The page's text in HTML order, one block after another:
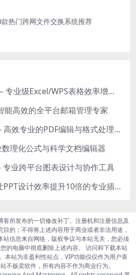
热门跨网文件交换系统推荐
方方格子WPS版 – 专业级Excel/WPS表格效率增强插件
能高效的全平台邮箱管理专家
迅捷PDF编辑器 – 高效专业的PDF编辑与格式处理工具
理化公式与科学文档编辑器
业跨平台图表设计与协作工具
iSlide WPS版 – 让PPT设计效率提升10倍的专业插件
所发布的一切修改补丁、注册机和注册信息及
的；不得将上述内容用于商业或者非法用途，
站信息来自网络，版权争议与本站无关，您必须
的电脑中彻底删除上述内容。 访问和下载本站
本站为非盈利性站点，VIP功能仅仅作为用户喜
不贩卖软件，所有内容不作为商业行为。